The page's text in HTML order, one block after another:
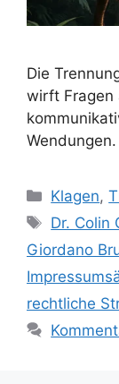
Die
wirft Fragen
Wendungen.
K
a
e
g
o
r
Klagen,
S
l
a
g
Dr. Colin
Giordano
rechtliche